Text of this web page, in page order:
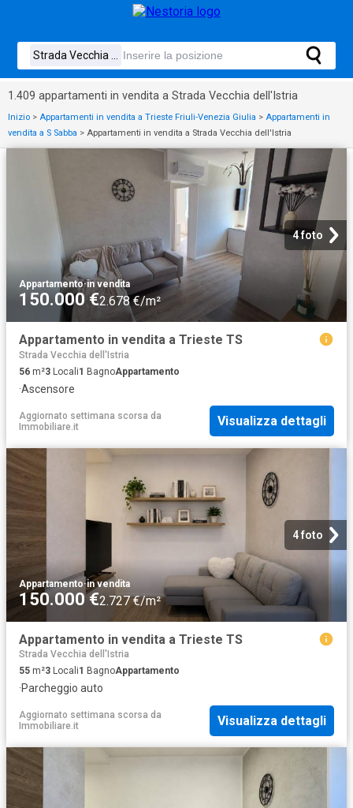
1.409 appartamenti in vendita a Strada Vecchia dell'Istria
Inizio > Appartamenti in vendita a Trieste Friuli-Venezia Giulia > Appartamenti in
vendita a S Sabba > Appartamenti in vendita a Strada Vecchia dell'Istria
4 foto
Appartamento·in vendita
150.000 €2.678 €/m²
Appartamento in vendita a Trieste TS
Strada Vecchia dell'Istria
56 m²3 Locali1 BagnoAppartamento
·Ascensore
Aggiornato settimana scorsa da
Immobiliare.it
Visualizza dettagli
4 foto
Appartamento·in vendita
150.000 €2.727 €/m²
Appartamento in vendita a Trieste TS
Strada Vecchia dell'Istria
55 m²3 Locali1 BagnoAppartamento
·Parcheggio auto
Aggiornato settimana scorsa da
Immobiliare.it
Visualizza dettagli